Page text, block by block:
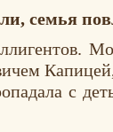
семья
с